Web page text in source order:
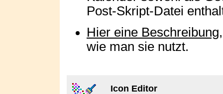
Post-Skript-Datei
Hier eine Beschreibung
wie man sie nutzt.
Icon Editor